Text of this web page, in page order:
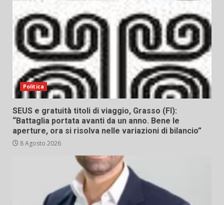
Politica
SEUS e gratuità titoli di viaggio, Grasso (FI):
“Battaglia portata avanti da un anno. Bene le
aperture, ora si risolva nelle variazioni di bilancio”
8 Agosto 2026